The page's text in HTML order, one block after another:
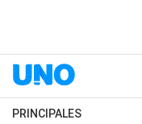
PRINCIPALES